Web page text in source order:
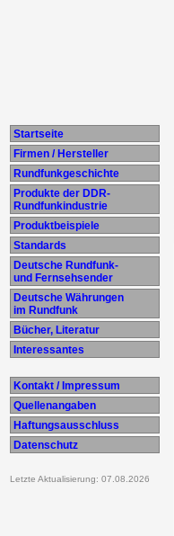
Startseite
Firmen / Hersteller
Rundfunkgeschichte
Produkte der DDR-
Rundfunkindustrie
Produktbeispiele
Standards
Deutsche Rundfunk-
und Fernsehsender
Deutsche Währungen
im Rundfunk
Bücher, Literatur
Interessantes
Kontakt / Impressum
Quellenangaben
Haftungsausschluss
Datenschutz
Letzte Aktualisierung: 07.08.2026